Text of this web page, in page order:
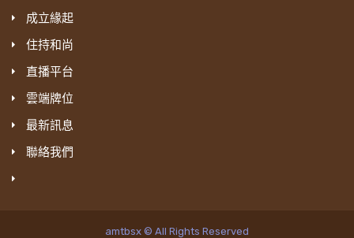
成立緣起
住持和尚
直播平台
雲端牌位
最新訊息
聯絡我們
amtbsx © All Rights Reserved